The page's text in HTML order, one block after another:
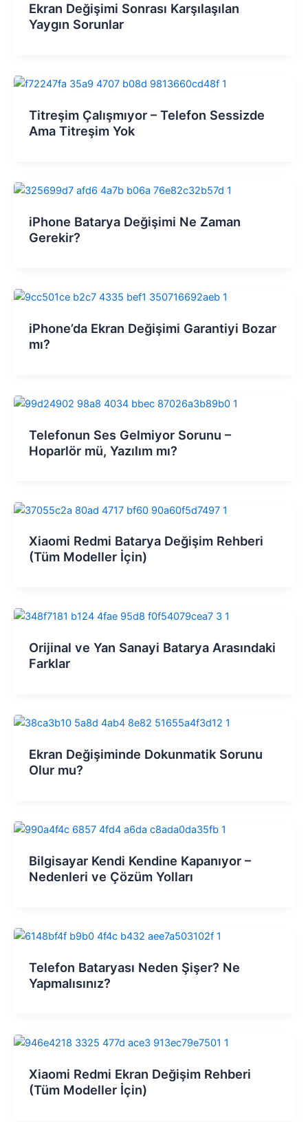
Ekran Değişimi Sonrası Karşılaşılan
Yaygın Sorunlar
Titreşim Çalışmıyor – Telefon Sessizde
Ama Titreşim Yok
iPhone Batarya Değişimi Ne Zaman
Gerekir?
iPhone’da Ekran Değişimi Garantiyi Bozar
mı?
Telefonun Ses Gelmiyor Sorunu –
Hoparlör mü, Yazılım mı?
Xiaomi Redmi Batarya Değişim Rehberi
(Tüm Modeller İçin)
Orijinal ve Yan Sanayi Batarya Arasındaki
Farklar
Ekran Değişiminde Dokunmatik Sorunu
Olur mu?
Bilgisayar Kendi Kendine Kapanıyor –
Nedenleri ve Çözüm Yolları
Telefon Bataryası Neden Şişer? Ne
Yapmalısınız?
Xiaomi Redmi Ekran Değişim Rehberi
(Tüm Modeller İçin)